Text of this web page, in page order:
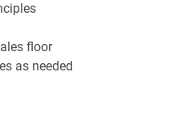
floor
as needed